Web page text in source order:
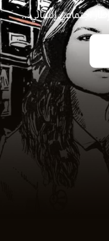
اجتماعي إنساني...